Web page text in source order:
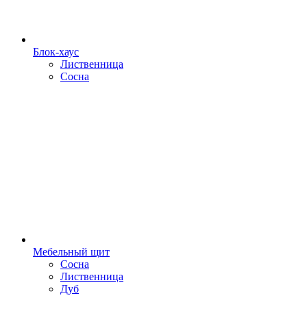
Блок-хаус
Лиственница
Сосна
Мебельный щит
Сосна
Лиственница
Дуб